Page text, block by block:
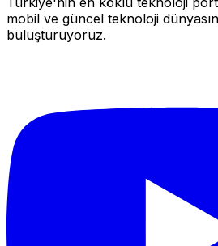
mobil ve güncel teknoloji
buluşturuyoruz.